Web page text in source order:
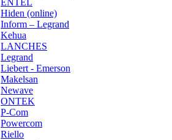
ENTEL
Hiden (online)
Inform – Legrand
Kehua
LANCHES
Legrand
Liebert - Emerson
Makelsan
Newave
ONTEK
P-Com
Powercom
Riello